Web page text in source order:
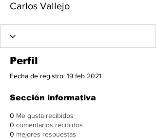
Carlos Vallejo
Perfil
Fecha de registro: 19 feb 2021
Sección informativa
0 Me gusta recibidos
0 comentarios recibidos
0 mejores respuestas